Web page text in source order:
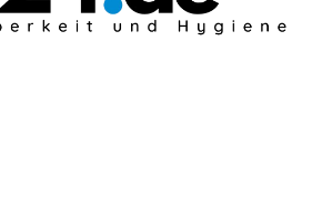
gewählt
werden